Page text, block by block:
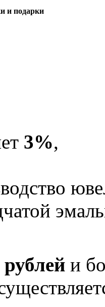
и подарки
3%,
и